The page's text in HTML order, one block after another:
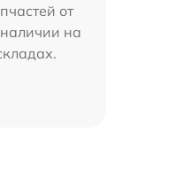
от
на